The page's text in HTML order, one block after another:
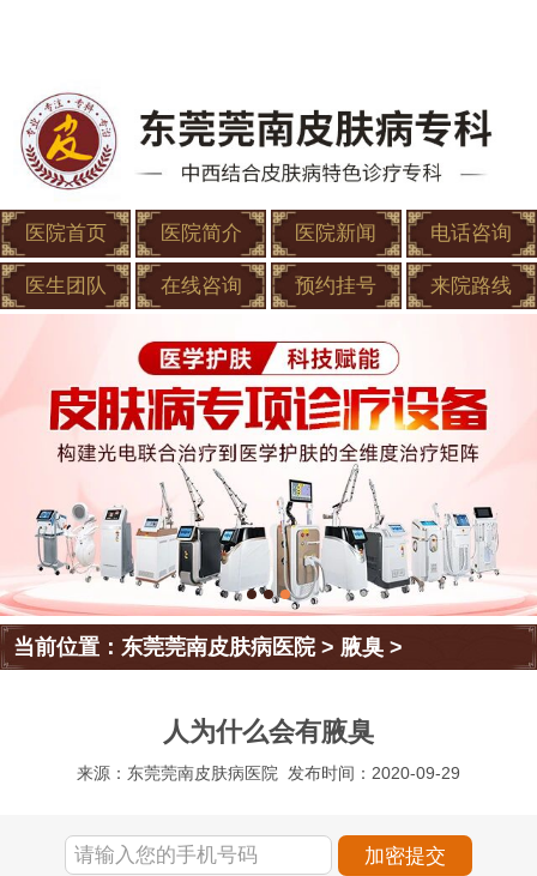
医院首页 医院简介 医院新闻 电话咨询
医生团队 在线咨询 预约挂号 来院路线
当前位置：东莞莞南皮肤病医院> 腋臭 >
人为什么会有腋臭
来源：东莞莞南皮肤病医院 发布时间：2020-09-29